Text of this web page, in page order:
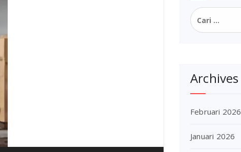
Cari
untuk:
Archives
Februari 2026
Januari 2026